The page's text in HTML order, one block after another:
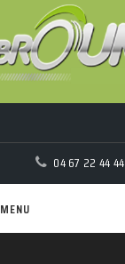
04 67 22 44 44
MENU